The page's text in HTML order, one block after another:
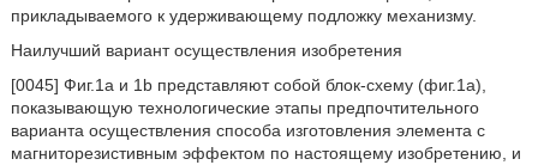
прикладываемого к удерживающему подложку механизму.
Наилучший вариант осуществления изобретения
[0045] Фиг.1a и 1b представляют собой блок-схему (фиг.1a),
показывающую технологические этапы предпочтительного
варианта осуществления способа изготовления элемента с
магниторезистивным эффектом по настоящему изобретению, и